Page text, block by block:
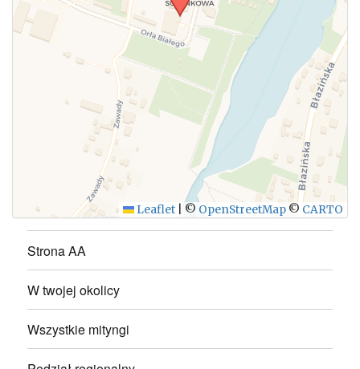
WYŚLIJ
Leaflet © OpenStreetMap © CARTO
Strona AA
W twojej okolicy
Wszystkie mityngi